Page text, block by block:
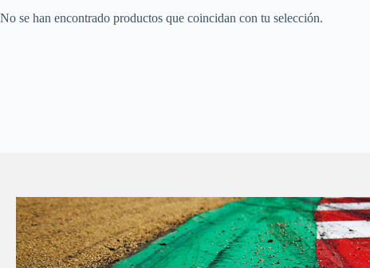
No se han encontrado productos que coincidan con tu selección.